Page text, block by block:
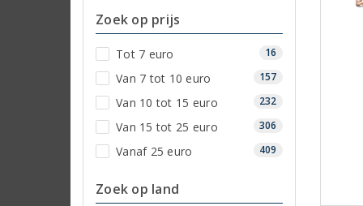
Zoek op prijs
Tot 7 euro 16
Van 7 tot 10 euro 157
Van 10 tot 15 euro 232
Van 15 tot 25 euro 306
Vanaf 25 euro 409
Zoek op land